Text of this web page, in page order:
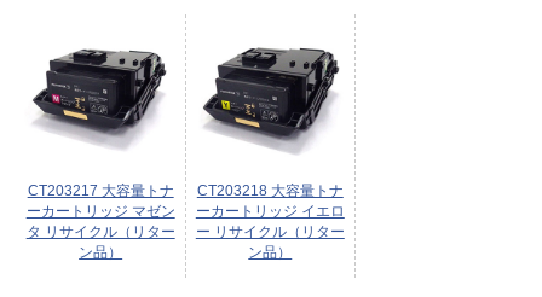
CT203217 大容量トナ
ーカートリッジ マゼン
タ リサイクル（リター
ン品）
CT203218 大容量トナ
ーカートリッジ イエロ
ー リサイクル（リター
ン品）